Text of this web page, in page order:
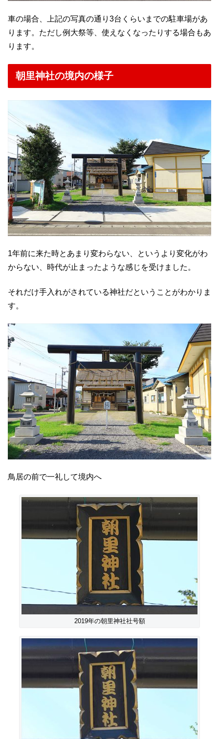
車の場合、上記の写真の通り3台くらいまでの駐車場があ
ります。ただし例大祭等、使えなくなったりする場合もあ
ります。
朝里神社の境内の様子
1年前に来た時とあまり変わらない、というより変化がわ
からない、時代が止まったような感じを受けました。
それだけ手入れがされている神社だということがわかりま
す。
鳥居の前で一礼して境内へ
2019年の朝里神社社号額